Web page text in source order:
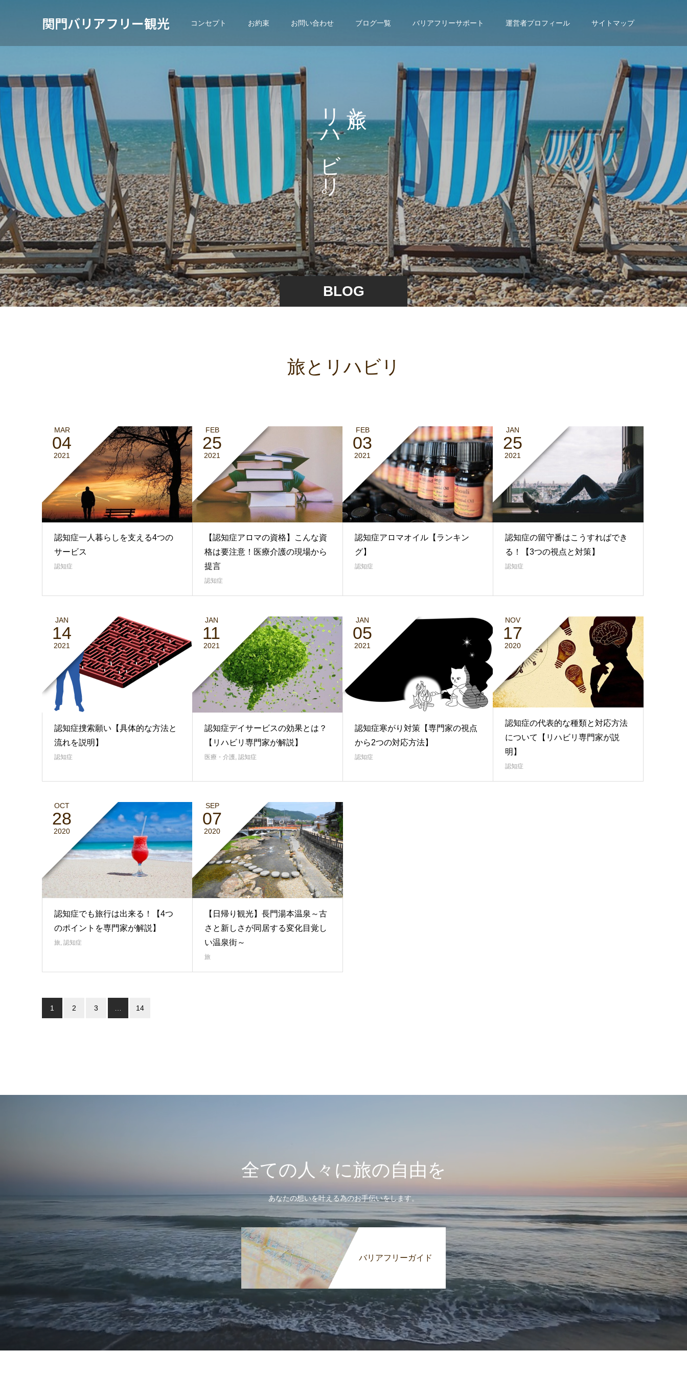
関門バリアフリー観光 コンセプト お約束 お問い合わせ ブログ一覧 バリアフリーサポート 運営者プロフィール サイトマップ
BLOG
と
、
リ
ハ
ビ
リ
。
旅とリハビリ
MAR
04
2021
認知症一人暮らしを支える4つの
サービス
認知症
FEB
25
2021
【認知症アロマの資格】こんな資
格は要注意！医療介護の現場から
提言
認知症
FEB
03
2021
認知症アロマオイル【ランキン
グ】
認知症
JAN
25
2021
認知症の留守番はこうすればでき
る！【3つの視点と対策】
認知症
JAN
14
2021
認知症捜索願い【具体的な方法と
流れを説明】
認知症
JAN
11
2021
認知症デイサービスの効果とは？
【リハビリ専門家が解説】
医療・介護, 認知症
JAN
05
2021
認知症寒がり対策【専門家の視点
から2つの対応方法】
認知症
NOV
17
2020
認知症の代表的な種類と対応方法
について【リハビリ専門家が説
明】
認知症
OCT
28
2020
認知症でも旅行は出来る！【4つ
のポイントを専門家が解説】
旅 認知症
SEP
07
2020
【日帰り観光】長門湯本温泉～古
さと新しさが同居する変化目覚し
い温泉街～
旅
1 2 3 14
全ての人々に旅の自由を
あなたの想いを叶える為のお手伝いをします。
バリアフリーガイド